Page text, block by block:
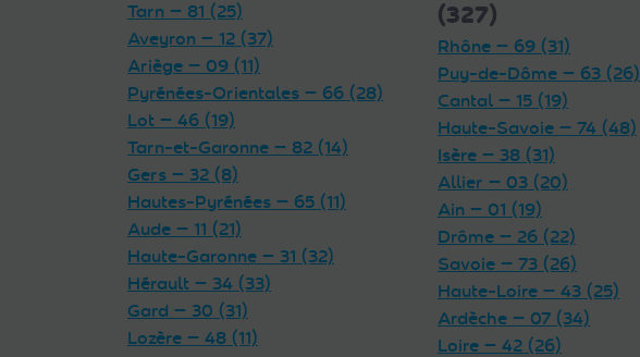
Tarn — 81 (25)
Aveyron — 12 (37)
Ariège — 09 (11)
Pyrénées-Orientales — 66 (28)
Lot — 46 (19)
Tarn-et-Garonne — 82 (14)
Gers — 32 (8)
Hautes-Pyrénées — 65 (11)
Aude — 11 (21)
Haute-Garonne — 31 (32)
Hérault — 34 (33)
Gard — 30 (31)
Lozère — 48 (11)
(327)
Rhône — 69 (31)
Puy-de-Dôme — 63 (26)
Cantal — 15 (19)
Haute-Savoie — 74 (48)
Isère — 38 (31)
Allier — 03 (20)
Ain — 01 (19)
Drôme — 26 (22)
Savoie — 73 (26)
Haute-Loire — 43 (25)
Ardèche — 07 (34)
Loire — 42 (26)